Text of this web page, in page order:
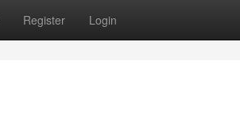
Register Login